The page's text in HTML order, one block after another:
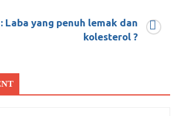
Laba yang penuh lemak dan
kolesterol ?